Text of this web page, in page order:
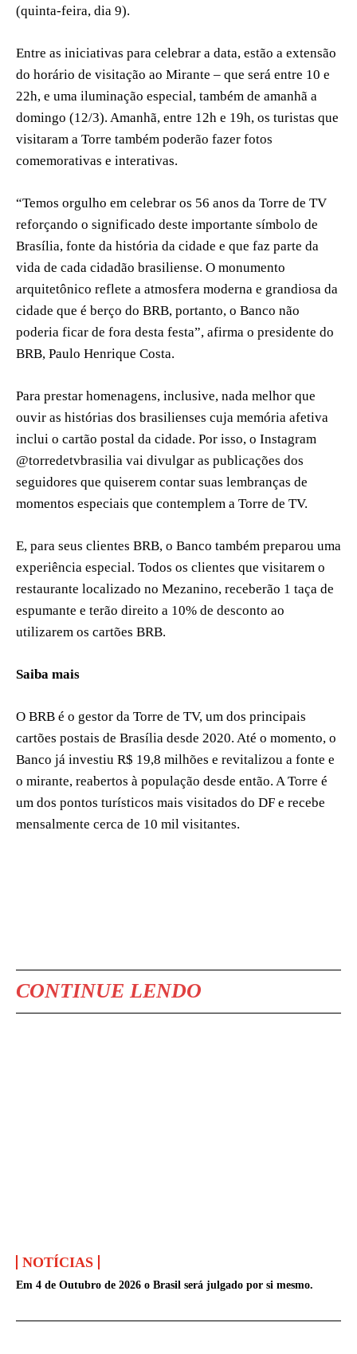
(quinta-feira, dia 9).
Entre as iniciativas para celebrar a data, estão a extensão
do horário de visitação ao Mirante – que será entre 10 e
22h, e uma iluminação especial, também de amanhã a
domingo (12/3). Amanhã, entre 12h e 19h, os turistas que
visitaram a Torre também poderão fazer fotos
comemorativas e interativas.
“Temos orgulho em celebrar os 56 anos da Torre de TV
reforçando o significado deste importante símbolo de
Brasília, fonte da história da cidade e que faz parte da
vida de cada cidadão brasiliense. O monumento
arquitetônico reflete a atmosfera moderna e grandiosa da
cidade que é berço do BRB, portanto, o Banco não
poderia ficar de fora desta festa”, afirma o presidente do
BRB, Paulo Henrique Costa.
Para prestar homenagens, inclusive, nada melhor que
ouvir as histórias dos brasilienses cuja memória afetiva
inclui o cartão postal da cidade. Por isso, o Instagram
@torredetvbrasilia vai divulgar as publicações dos
seguidores que quiserem contar suas lembranças de
momentos especiais que contemplem a Torre de TV.
E, para seus clientes BRB, o Banco também preparou uma
experiência especial. Todos os clientes que visitarem o
restaurante localizado no Mezanino, receberão 1 taça de
espumante e terão direito a 10% de desconto ao
utilizarem os cartões BRB.
Saiba mais
O BRB é o gestor da Torre de TV, um dos principais
cartões postais de Brasília desde 2020. Até o momento, o
Banco já investiu R$ 19,8 milhões e revitalizou a fonte e
o mirante, reabertos à população desde então. A Torre é
um dos pontos turísticos mais visitados do DF e recebe
mensalmente cerca de 10 mil visitantes.
CONTINUE LENDO
NOTÍCIAS
Em 4 de Outubro de 2026 o Brasil será julgado por si mesmo.